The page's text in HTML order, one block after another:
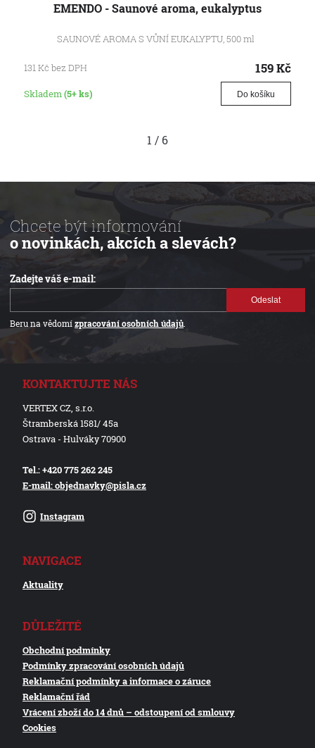
EMENDO - Saunové aroma, eukalyptus
SAUNOVÉ AROMA S VŮNÍ EUKALYPTU, 500 ml
131Kč bez DPH 159Kč
Skladem(5+ ks) Do košíku
1 / 6
Chcete být informování
o novinkách, akcích a slevách?
Zadejte váš e-mail:
Odeslat
Beru na vědomízpracování osobních údajů.
KONTAKTUJTE NÁS
VERTEX CZ, s.r.o.
Štramberská 1581/ 45a
Ostrava - Hulváky 70900
Tel.: +420 775 262 245
E-mail: objednavky@pisla.cz
Instagram
NAVIGACE
Aktuality
DŮLEŽITÉ
Obchodní podmínky
Podmínky zpracování osobních údajů
Reklamační podmínky a informace o záruce
Reklamační řád
Vrácení zboží do 14 dnů – odstoupení od smlouvy
Cookies